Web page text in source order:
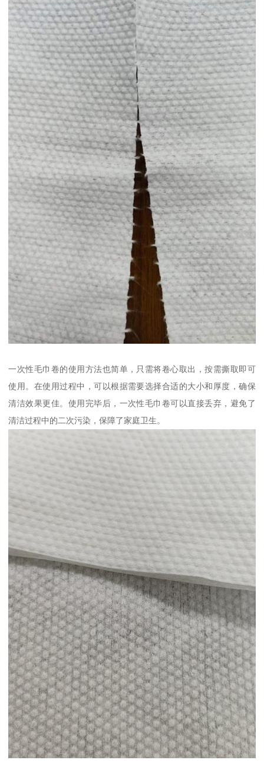
一次性毛巾卷的使用方法也简单，只需将卷心取出，按需撕取即可
使用。在使用过程中，可以根据需要选择合适的大小和厚度，确保
清洁效果更佳。使用完毕后，一次性毛巾卷可以直接丢弃，避免了
清洁过程中的二次污染，保障了家庭卫生。